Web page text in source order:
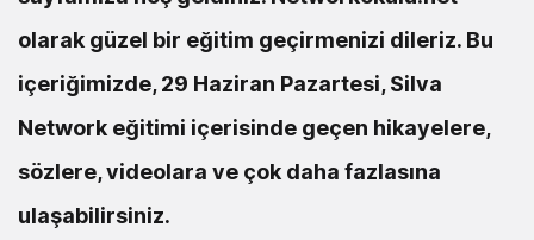
olarak güzel bir eğitim geçirmenizi dileriz. Bu
içeriğimizde, 29 Haziran Pazartesi, Silva
Network eğitimi içerisinde geçen hikayelere,
sözlere, videolara ve çok daha fazlasına
ulaşabilirsiniz.